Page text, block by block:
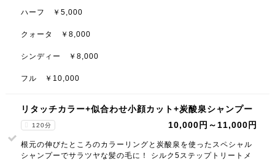
ハーフ ￥5,000
クォータ ￥8,000
シンディー ￥8,000
フル ￥10,000
リタッチカラー+似合わせ小顔カット+炭酸泉シャンプー
120分 10,000円～11,000円
根元の伸びたところのカラーリングと炭酸泉を使ったスペシャル
シャンプーでサラツヤな髪の毛に！ シルク5ステップトリートメ